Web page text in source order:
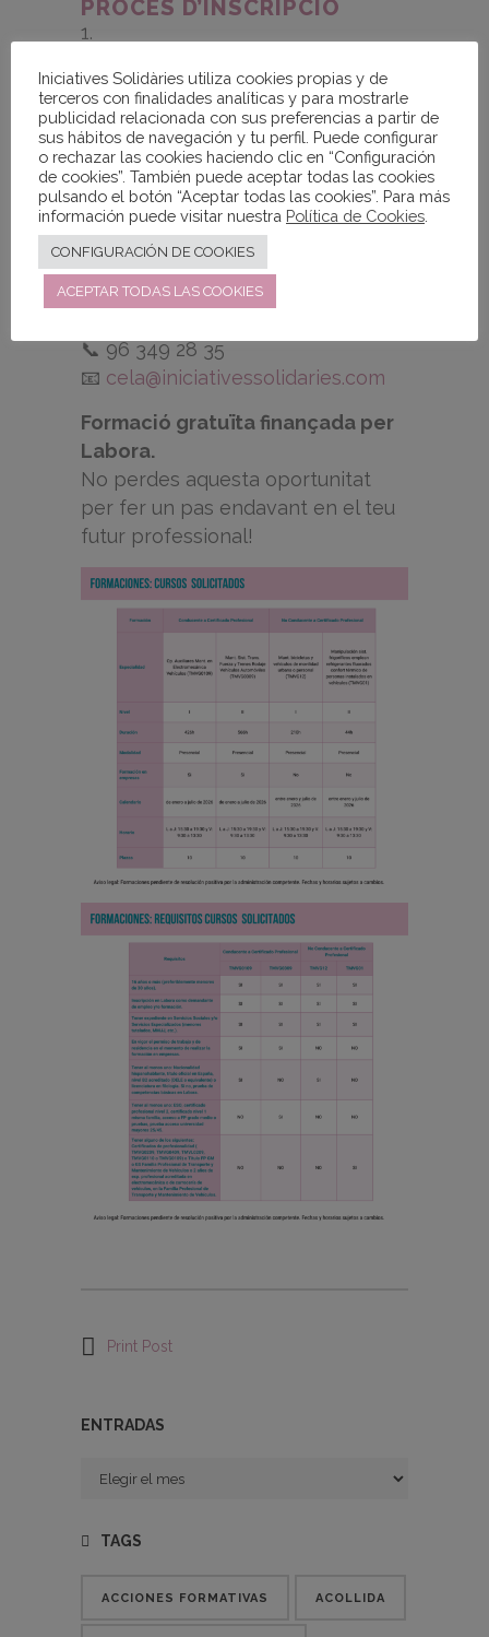
PROCÉS D’INSCRIPCIÓ
formulari.
Selecció provisional.
Entrevistes.
Selecció definitiva.
Més informació aldossier adjunt
📞 96 349 28 35
📧 cela@iniciativessolidaries.com
Formació gratuïta finançada per
Labora.
No perdes aquesta oportunitat
per fer un pas endavant en el teu
futur professional!
Print Post
ENTRADAS
Entradas
TAGS
ACCIONES FORMATIVAS ACOLLIDA
Iniciatives Solidàries utiliza cookies propias y de
terceros con finalidades analíticas y para mostrarle
publicidad relacionada con sus preferencias a partir de
sus hábitos de navegación y tu perfil. Puede configurar
o rechazar las cookies haciendo clic en “Configuración
de cookies”. También puede aceptar todas las cookies
pulsando el botón “Aceptar todas las cookies”. Para más
información puede visitar nuestra Política de Cookies
CONFIGURACIÓN DE COOKIES
ACEPTAR TODAS LAS COOKIES